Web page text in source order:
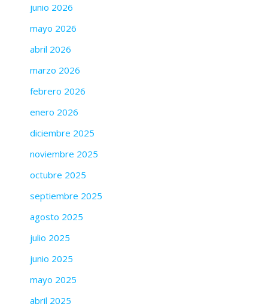
junio 2026
mayo 2026
abril 2026
marzo 2026
febrero 2026
enero 2026
diciembre 2025
noviembre 2025
octubre 2025
septiembre 2025
agosto 2025
julio 2025
junio 2025
mayo 2025
abril 2025